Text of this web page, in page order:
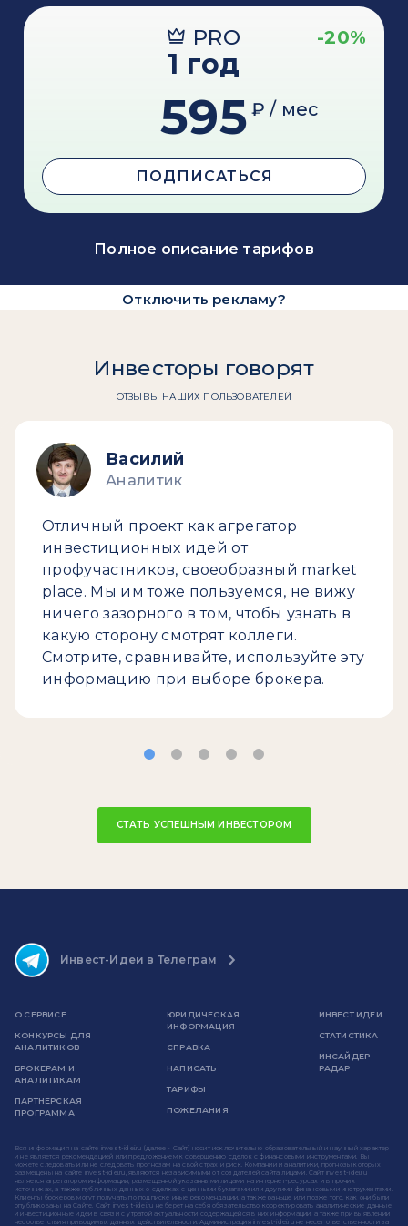
PRO -20%
1 год
595 ₽ / мес
ПОДПИСАТЬСЯ
Полное описание тарифов
Отключить рекламу?
Инвесторы говорят
ОТЗЫВЫ НАШИХ ПОЛЬЗОВАТЕЛЕЙ
Василий
Аналитик
Отличный проект как агрегатор
инвестиционных идей от
профучастников, своеобразный market
place. Мы им тоже пользуемся, не вижу
ничего зазорного в том, чтобы узнать в
какую сторону смотрят коллеги.
Смотрите, сравнивайте, используйте эту
информацию при выборе брокера.
СТАТЬ УСПЕШНЫМ ИНВЕСТОРОМ
Инвест-Идеи в Телеграм
О СЕРВИСЕ
КОНКУРСЫ ДЛЯ
АНАЛИТИКОВ
БРОКЕРАМ И
АНАЛИТИКАМ
ПАРТНЕРСКАЯ
ПРОГРАММА
ЮРИДИЧЕСКАЯ
ИНФОРМАЦИЯ
СПРАВКА
НАПИСАТЬ
ТАРИФЫ
ПОЖЕЛАНИЯ
ИНВЕСТ ИДЕИ
СТАТИСТИКА
ИНСАЙДЕР-
РАДАР
Вся информация на сайте invest-idei.ru (далее - Сайт) носит исключительно образовательный и научный характер
и не является рекомендацией или предложением к совершению сделок с финансовыми инструментами. Вы
можете следовать или не следовать прогнозам на свой страх и риск. Компании и аналитики, прогнозы которых
размещены на сайте invest-idei.ru, являются независимыми от создателей сайта лицами. Сайт invest-idei.ru
является агрегатором информации, размещенной указанными лицами на интернет-ресурсах и в прочих
источниках, а также публичных данных о сделках с ценными бумагами или другими финансовыми инструментами.
Клиенты брокеров могут получать по подписке иные рекомендации, а также раньше или позже того, как они были
опубликованы на Сайте. Сайт invest-idei.ru не берет на себя обязательство корректировать аналитические данные
и инвестиционные идеи в связи с утратой актуальности содержащейся в них информации, а также при выявлении
несоответствия приводимых данных действительности. Администрация invest-idei.ru не несет ответственности за